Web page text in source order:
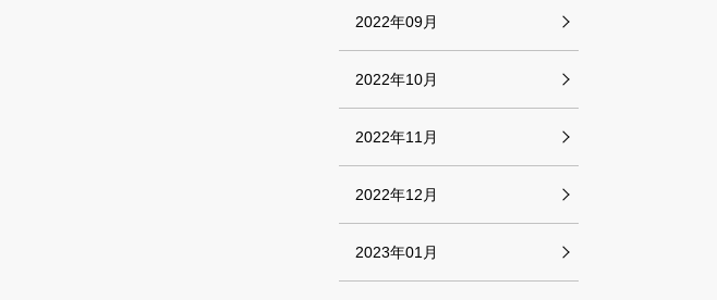
2022年09月
2022年10月
2022年11月
2022年12月
2023年01月